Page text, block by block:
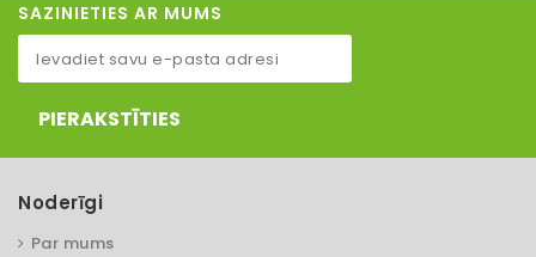
SAZINIETIES AR MUMS
PIERAKSTĪTIES
Noderīgi
Par mums